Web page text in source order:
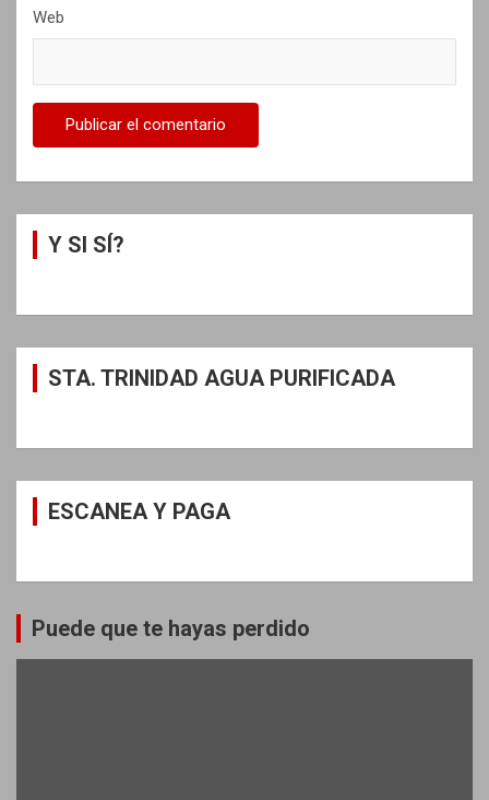
Web
Y SI SÍ?
STA. TRINIDAD AGUA PURIFICADA
ESCANEA Y PAGA
Puede que te hayas perdido